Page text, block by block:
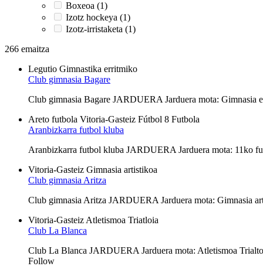
Boxeoa (1)
Izotz hockeya (1)
Izotz-irristaketa (1)
266 emaitza
Legutio Gimnastika erritmiko
Club gimnasia Bagare
Club gimnasia Bagare JARDUERA Jarduera mota:
Areto futbola Vitoria-Gasteiz Fútbol 8 Futbola
Aranbizkarra futbol kluba
Aranbizkarra futbol kluba JARDUERA Jarduera mota: 11ko
Vitoria-Gasteiz Gimnasia artistikoa
Club gimnasia Aritza
Club gimnasia Aritza JARDUERA Jarduera mota:
Vitoria-GasteizAtletismoa Triatloia
Club La Blanca
Club La Blanca JARDUERA Jarduera mota: Atletismoa
Follow